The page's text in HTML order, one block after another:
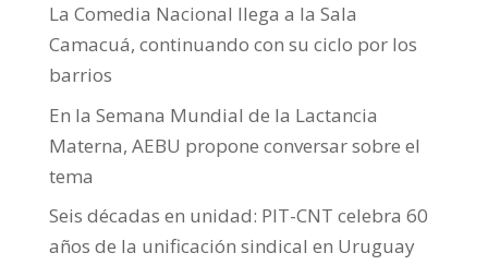
La Comedia Nacional llega a la Sala
Camacuá, continuando con su ciclo por los
barrios
En la Semana Mundial de la Lactancia
Materna, AEBU propone conversar sobre el
tema
Seis décadas en unidad: PIT-CNT celebra 60
años de la unificación sindical en Uruguay